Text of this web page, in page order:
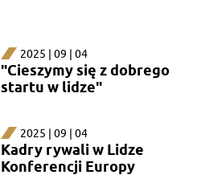
2025 | 09 | 04
"Cieszymy się z dobrego
startu w lidze"
2025 | 09 | 04
Kadry rywali w Lidze
Konferencji Europy